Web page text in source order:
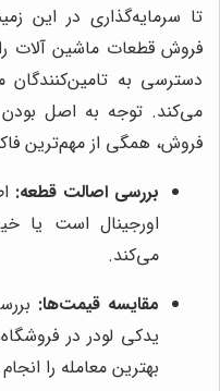
تا سرمایه‌گذاری در این
فروش قطعات ماشین آلات
دسترسی به
می‌کند. توجه به اصل
فروش، همگی از مهم‌ترین
بررسی اصالت قطعه:
اورجینال است یا
می‌کند.
مقایسه قیمت‌ها:
یدکی لودر در
بهترین معامله را